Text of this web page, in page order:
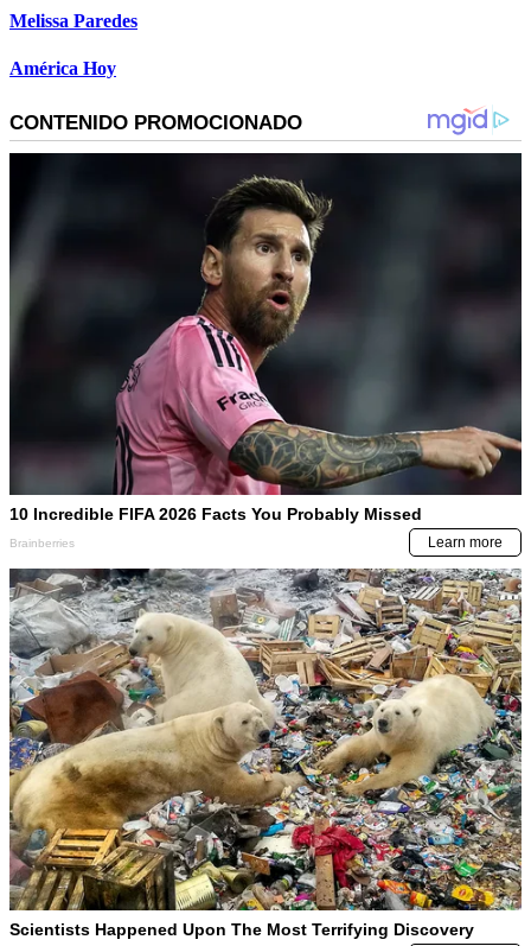
Melissa Paredes
América Hoy